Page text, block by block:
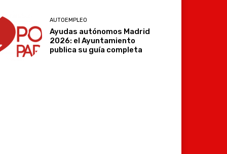
AUTOEMPLEO
Ayudas autónomos Madrid
2026: el Ayuntamiento
publica su guía completa